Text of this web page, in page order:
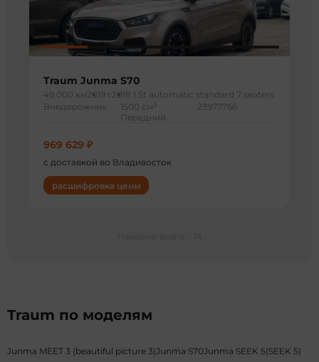
Traum Junma S70
49 000 км2019 г 2018 1.5t automatic standard 7 seaters
Внедорожник
1500 см 3
Передний
23977766
969 629 ₽
с доставкой во Владивосток
расшифровка цены
Traum по моделям
Junma MEET 3 (beautiful picture 3)Junma S70Junma SEEK 5(SEEK 5)